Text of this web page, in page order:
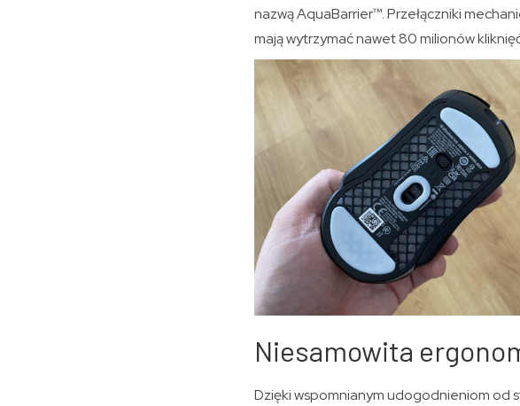
nazwą AquaBarrier™. Przełączniki
mają wytrzymać nawet 80 milionów
Niesamowita
Dzięki wspomnianym udogodnieniom od